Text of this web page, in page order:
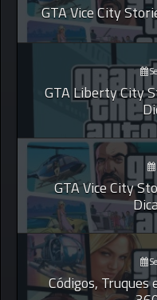
GTA Vice City
GTA Liberty City
GTA Vice City
Códigos, Truques